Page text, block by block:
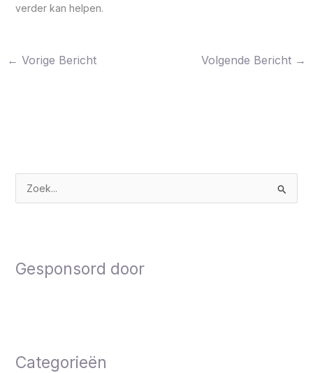
verder kan helpen.
← Vorige Bericht Volgende Bericht →
nGesponsord door
Categorieën